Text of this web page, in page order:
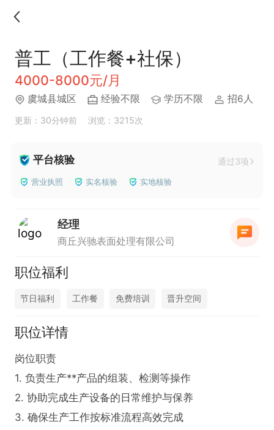
普工（工作餐+社保）
4000-8000元/月
虞城县城区 经验不限 学历不限 招6人
更新：30分钟前 浏览：3215次
平台核验 通过3项
营业执照 实名核验 实地核验
经理
商丘兴驰表面处理有限公司
职位福利
节日福利 工作餐 免费培训 晋升空间
职位详情
岗位职责
1. 负责生产**产品的组装、检测等操作
2. 协助完成生产设备的日常维护与保养
3. 确保生产工作按标准流程高效完成